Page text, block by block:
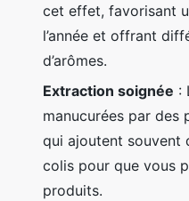
cet effet, favorisant
l’année et offrant
d’arômes.
Extraction soignée :
manucurées par des
qui ajoutent souvent
colis pour que vous
produits.